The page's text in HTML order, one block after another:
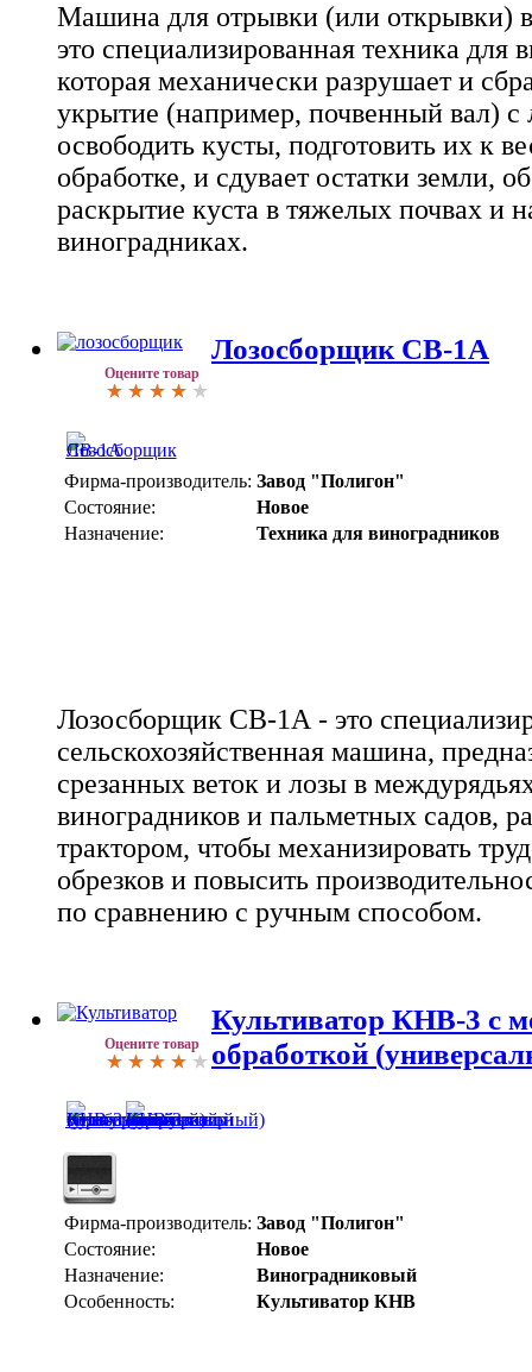
Машина для отрывки (или открывки)
это специализированная техника для
которая механически разрушает и
укрытие (например, почвенный вал) с
освободить кусты, подготовить их к
обработке, и сдувает остатки земли,
раскрытие куста в тяжелых почвах и
виноградниках.
Оцените товар
Лозосборщик СВ-1А
Фирма-производитель: Завод "Полигон"
Состояние:
Новое
Назначение:
Техника для виноградников
Лозосборщик СВ-1А - это
сельскохозяйственная машина,
срезанных веток и лозы в
виноградников и пальметных садов,
трактором, чтобы механизировать
обрезков и повысить
по сравнению с ручным способом.
Оцените товар
Культиватор КНВ-3 с
обработкой
Фирма-производитель: Завод "Полигон"
Состояние:
Новое
Назначение:
Виноградниковый
Особенность:
Культиватор КНВ